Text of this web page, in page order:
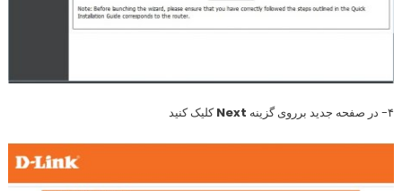
۴- در صفحه جدید برروی گزینه Next کلیک کنید